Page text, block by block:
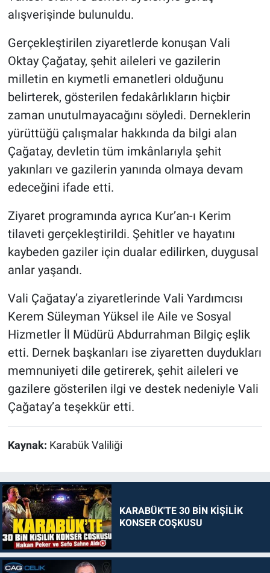
alışverişinde bulunuldu.
Gerçekleştirilen ziyaretlerde konuşan Vali
Oktay Çağatay, şehit aileleri ve gazilerin
milletin en kıymetli emanetleri olduğunu
belirterek, gösterilen fedakârlıkların hiçbir
zaman unutulmayacağını söyledi. Derneklerin
yürüttüğü çalışmalar hakkında da bilgi alan
Çağatay, devletin tüm imkânlarıyla şehit
yakınları ve gazilerin yanında olmaya devam
edeceğini ifade etti.
Ziyaret programında ayrıca Kur’an-ı Kerim
tilaveti gerçekleştirildi. Şehitler ve hayatını
kaybeden gaziler için dualar edilirken, duygusal
anlar yaşandı.
Vali Çağatay’a ziyaretlerinde Vali Yardımcısı
Kerem Süleyman Yüksel ile Aile ve Sosyal
Hizmetler İl Müdürü Abdurrahman Bilgiç eşlik
etti. Dernek başkanları ise ziyaretten duydukları
memnuniyeti dile getirerek, şehit aileleri ve
gazilere gösterilen ilgi ve destek nedeniyle Vali
Çağatay’a teşekkür etti.
Kaynak: Karabük Valiliği
KARABÜK'TE 30 BİN KİŞİLİK
KONSER COŞKUSU